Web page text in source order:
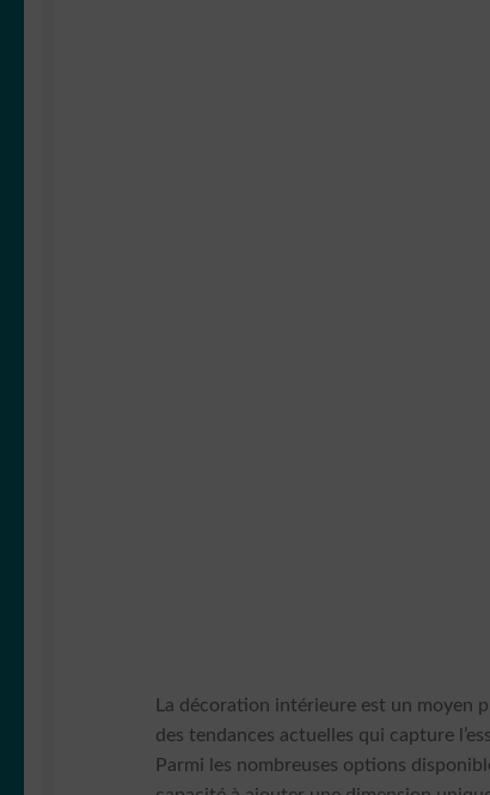
La décoration intérieure est un moyen
des tendances actuelles qui capture
Parmi les nombreuses options